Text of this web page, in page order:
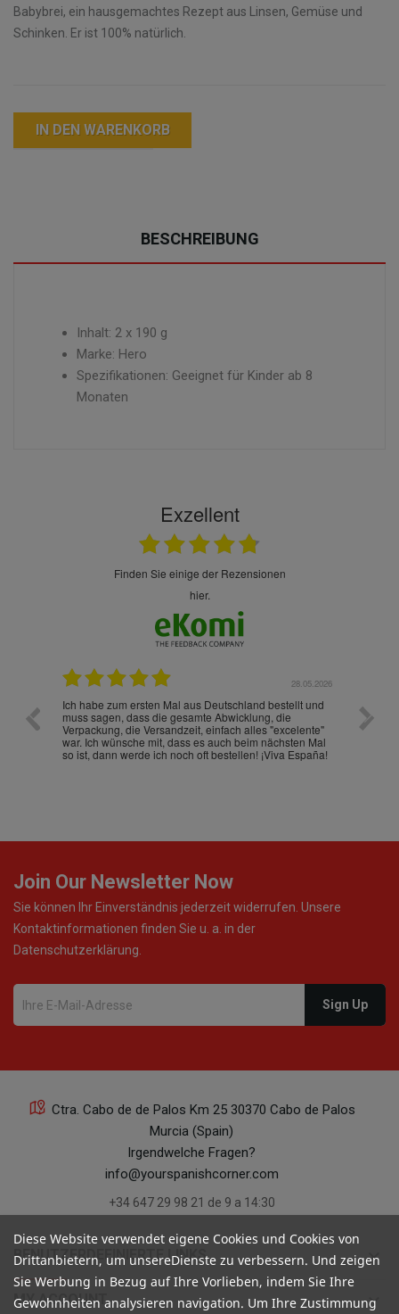
Babybrei, ein hausgemachtes Rezept aus Linsen, Gemüse und
Schinken. Er ist 100% natürlich.
IN DEN WARENKORB
BESCHREIBUNG
Inhalt: 2 x 190 g
Marke: Hero
Spezifikationen: Geeignet für Kinder ab 8
Monaten
Exzellent
finden Sie einige der Rezensionen
hier.
28.05.2026
Ich habe zum ersten Mal aus Deutschland bestellt und
muss sagen, dass die gesamte Abwicklung, die
Verpackung, die Versandzeit, einfach alles "excelente"
war. Ich wünsche mit, dass es auch beim nächsten Mal
so ist, dann werde ich noch oft bestellen! ¡Viva España!
Die
gut
ist
Join Our Newsletter Now
Sie können Ihr Einverständnis jederzeit widerrufen. Unsere
Kontaktinformationen finden Sie u. a. in der
Datenschutzerklärung.
Ctra. Cabo de de Palos Km 25 30370 Cabo de Palos
Murcia (Spain)
Irgendwelche Fragen?
info@yourspanishcorner.com
+34 647 29 98 21 de 9 a 14:30
BENUTZERDEFINIERTE LINKS keyboard_arrow_down
MY ACCOUNT keyboard_arrow_down
Diese Website verwendet eigene Cookies und Cookies von
Drittanbietern, um unsereDienste zu verbessern. Und zeigen
Sie Werbung in Bezug auf Ihre Vorlieben, indem Sie Ihre
Gewohnheiten analysieren navigation. Um Ihre Zustimmung